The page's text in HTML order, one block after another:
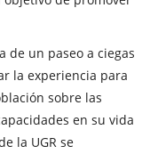
de un paseo a ciegas
la experiencia para
sobre las
en su vida
la UGR se